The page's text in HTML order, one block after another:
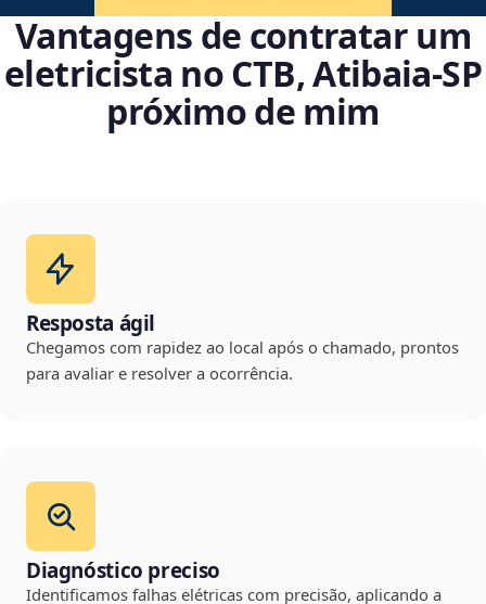
Vantagens de contratar um
eletricista no CTB, Atibaia‑SP
próximo de mim
Resposta ágil
Chegamos com rapidez ao local após o chamado, prontos
para avaliar e resolver a ocorrência.
Diagnóstico preciso
Identificamos falhas elétricas com precisão, aplicando a